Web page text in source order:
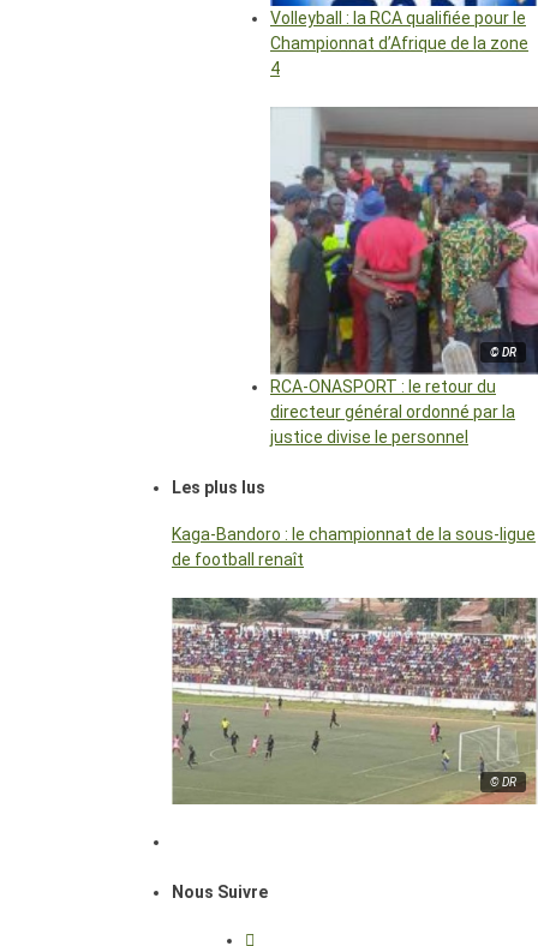
Volleyball : la RCA qualifiée pour le
Championnat d’Afrique de la zone
4
© DR
RCA-ONASPORT : le retour du
directeur général ordonné par la
justice divise le personnel
Les plus lus
Kaga-Bandoro : le championnat de la sous-ligue
de football renaît
© DR
Nous Suivre